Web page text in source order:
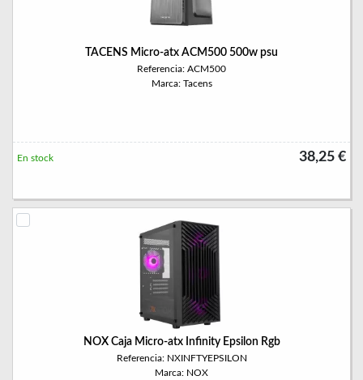
TACENS Micro-atx ACM500 500w psu
Referencia: ACM500
Marca: Tacens
38,25 €
En stock
NOX Caja Micro-atx Infinity Epsilon Rgb
Referencia: NXINFTYEPSILON
Marca: NOX